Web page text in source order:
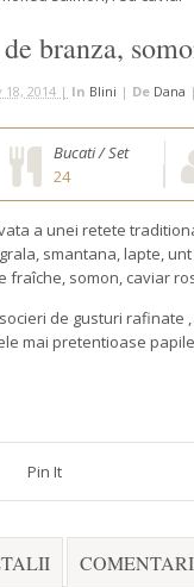
branza,
2014 | In Blini | De Dana |
Bucati / Set
24
a unei retete
smantana, lapte, unt
fraîche, somon, caviar
de gusturi rafinate
mai pretentioase
Pin It